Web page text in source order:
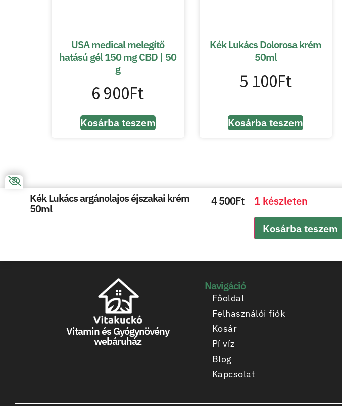
USA medical melegítő
hatású gél 150 mg CBD | 50
g
6 900Ft
Kosárba teszem
Kék Lukács Dolorosa krém
50ml
5 100Ft
Kosárba teszem
Kék Lukács argánolajos éjszakai krém
50ml
4 500Ft 1 készleten
Kosárba teszem
Vitamin és Gyógynövény
webáruház
Navigáció
Főoldal
Felhasználói fiók
Kosár
Pí víz
Blog
Kapcsolat